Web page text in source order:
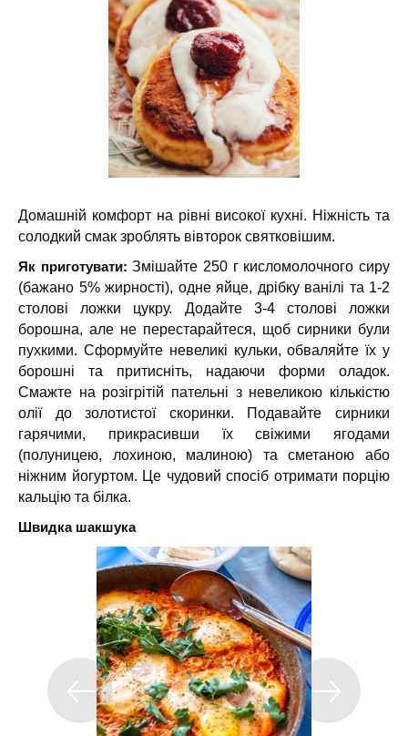
Домашній комфорт на рівні високої кухні. Ніжність та
солодкий смак зроблять вівторок святковішим.
Як приготувати: Змішайте 250 г кисломолочного сиру
(бажано 5% жирності), одне яйце, дрібку ванілі та 1-2
столові ложки цукру. Додайте 3-4 столові ложки
борошна, але не перестарайтеся, щоб сирники були
пухкими. Сформуйте невеликі кульки, обваляйте їх у
борошні та притисніть, надаючи форми оладок.
Смажте на розігрітій пательні з невеликою кількістю
олії до золотистої скоринки. Подавайте сирники
гарячими, прикрасивши їх свіжими ягодами
(полуницею, лохиною, малиною) та сметаною або
ніжним йогуртом. Це чудовий спосіб отримати порцію
кальцію та білка.
Швидка шакшука